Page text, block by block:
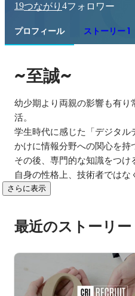
19つながり 4フォロワー
プロフィール ストーリー 1
~至誠~
幼少期より両親の影響も有り
活。
学生時代に感じた「デジタル
かけに情報分野への関心を持
その後、専門的な知識をつけ
自身の性格上、技術者ではな
さらに表示
最近のストーリー